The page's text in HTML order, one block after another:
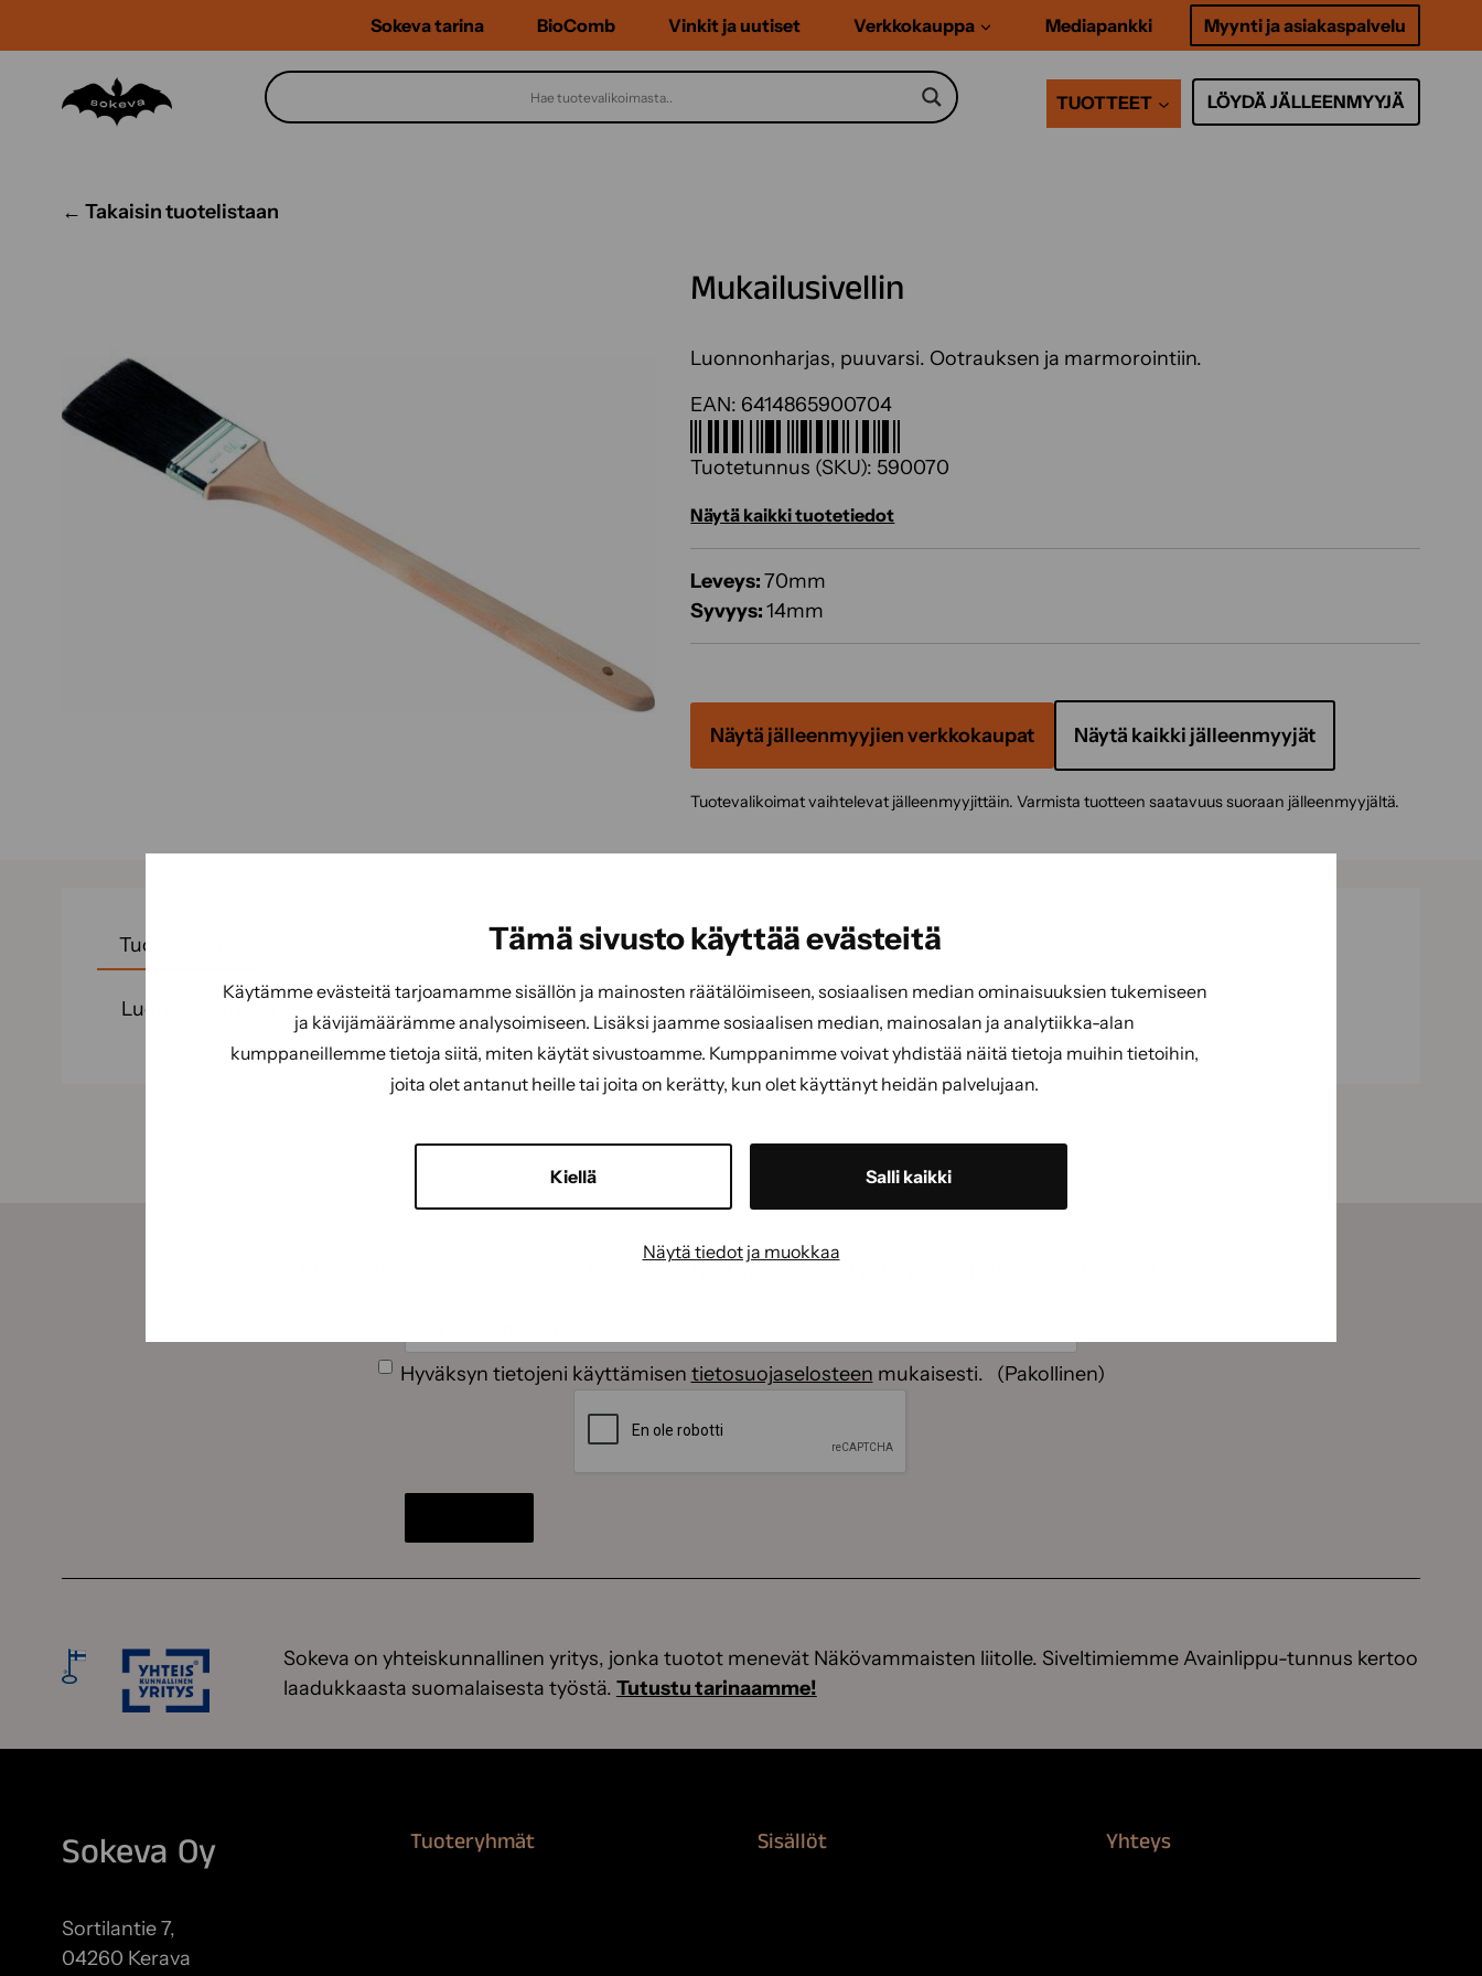
Tämä sivusto käyttää evästeitä
Käytämme evästeitä tarjoamamme sisällön ja mainosten räätälöimiseen, sosiaalisen median ominaisuuksien tukemiseen
ja kävijämäärämme analysoimiseen. Lisäksi jaamme sosiaalisen median, mainosalan ja analytiikka-alan
kumppaneillemme tietoja siitä, miten käytät sivustoamme. Kumppanimme voivat yhdistää näitä tietoja muihin tietoihin,
joita olet antanut heille tai joita on kerätty, kun olet käyttänyt heidän palvelujaan.
Kiellä Salli kaikki
Näytä tiedot ja muokkaa
Sokeva tarina BioComb Vinkit ja uutiset Verkkokauppa Mediapankki Myynti ja asiakaspalvelu
TUOTTEET LÖYDÄ JÄLLEENMYYJÄ
← Takaisin tuotelistaan
Mukailusivellin
Luonnonharjas, puuvarsi. Ootrauksen ja marmorointiin.
EAN: 6414865900704
Tuotetunnus (SKU): 590070
Näytä kaikki tuotetiedot
Leveys:70mm
Syvyys:14mm
Näytä jälleenmyyjien verkkokaupat Näytä kaikki jälleenmyyjät
Tuotevalikoimat vaihtelevat jälleenmyyjittäin. Varmista tuotteen saatavuus suoraan jälleenmyyjältä.
Tuotekuvaus
Luonnonharjas, puuvarsi. Ootrauksen ja marmorointiin.
Tilaamalla uutiskirjeemme saat kauden parhaat vinkit, ohjeet ja tarjoukset suoraan sähköpostiisi.
Suostumus
(Pakollinen)
Hyväksyn tietojeni käyttämisen tietosuojaselosteen mukaisesti.
(Pakollinen)
Sokeva on yhteiskunnallinen yritys, jonka tuotot menevät Näkövammaisten liitolle. Siveltimiemme Avainlippu-tunnus kertoo
laadukkaasta suomalaisesta työstä. Tutustu tarinaamme!
Sokeva Oy
Sortilantie 7,
04260 Kerava
Tuoteryhmät Sisällöt Yhteys